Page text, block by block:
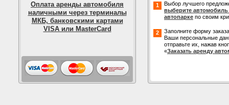
Оплата аренды автомобиля
наличными через терминалы
МКБ, банковскими картами
VISA или MasterCard
1
Выбор лучшего
выберите
автопарке по своим
2
Заполните форму
Ваши персональные
отправьте их, нажав
«Заказать аренду